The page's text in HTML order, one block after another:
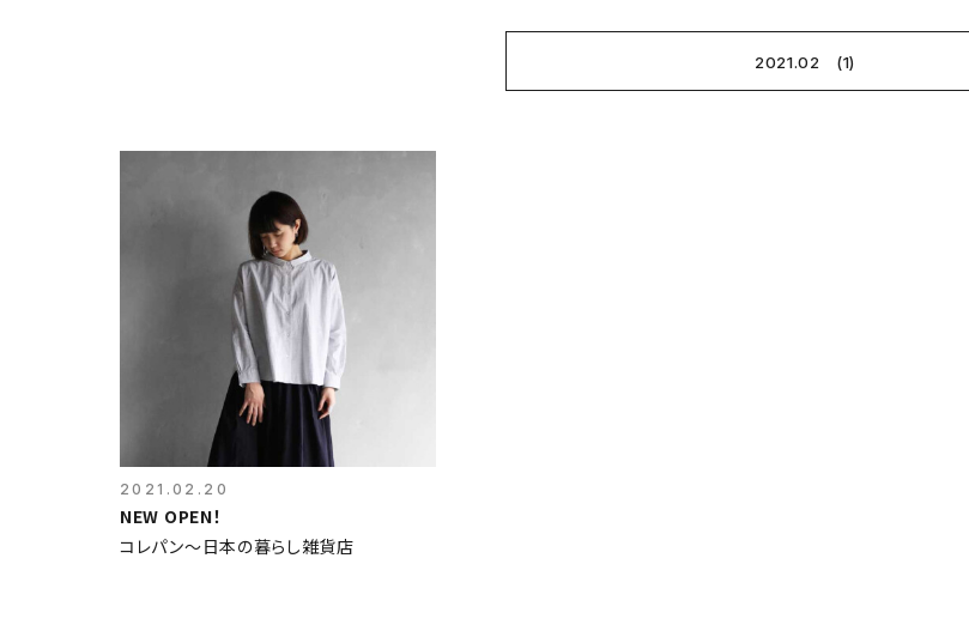
2021.02 (1)
2021.02.20
NEW OPEN！
コレパン～日本の暮らし雑貨店